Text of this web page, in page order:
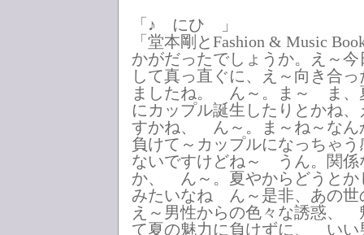
「♪ にひ 」
「堂本剛とFashion & Music
かがだったでしょうか。え～
して真っ直ぐに、え～向き合
ましたね。 ん～。ま～ ま
にカップル誕生したりとかね
すかね、 ん～。ま～ね～な
負けて～カップルになっちゃ
ないですけどね～ うん。関係
か、 ん～。夏やからどうと
みたいなね ん～是非、あの世
え～男性からの色々な誘惑、
て夏の魅力に負けずに、 いい